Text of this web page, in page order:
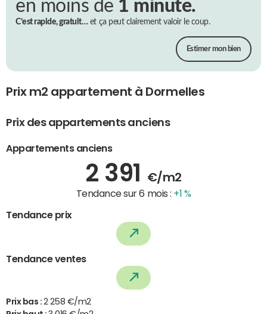
en moins de 1 minute.
C’est rapide, gratuit…et ça peut clairement valoir le coup.
Estimer mon bien
Prix m2 appartement à Dormelles
Prix des appartements anciens
Appartements anciens
2 391 €/m2
Tendance sur 6 mois : +1 %
Tendance prix
Tendance ventes
Prix bas : 2 258 €/m2